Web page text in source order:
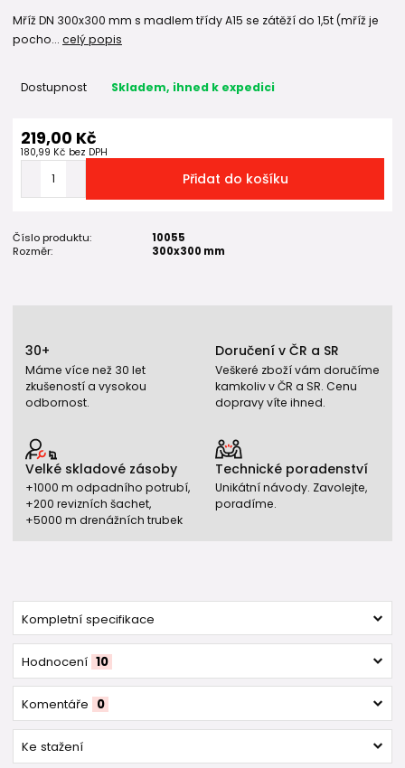
Mříž DN 300x300 mm s madlem třídy A15 se zátěží do 1,5t (mříž je
pocho... celý popis
Dostupnost Skladem, ihned k expedici
219,00 Kč
180,99 Kč bez DPH
Přidat do košíku
Číslo produktu:
10055
Rozměr:
300x300 mm
30+
Máme více než 30 let
zkušeností a vysokou
odbornost.
Doručení v ČR a SR
Veškeré zboží vám doručíme
kamkoliv v ČR a SR. Cenu
dopravy víte ihned.
Velké skladové zásoby
+1000 m odpadního potrubí,
+200 revizních šachet,
+5000 m drenážních trubek
Technické poradenství
Unikátní návody. Zavolejte,
poradíme.
Kompletní specifikace
Hodnocení 10
Komentáře 0
Ke stažení